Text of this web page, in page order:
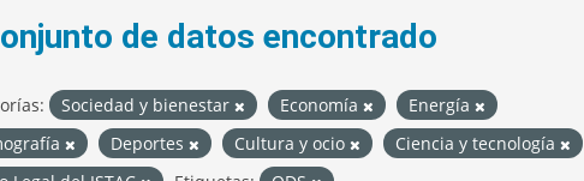
de datos encontrado
Sociedad y bienestar Economía
Energía
Deportes Cultura y ocio Ciencia y tecnología